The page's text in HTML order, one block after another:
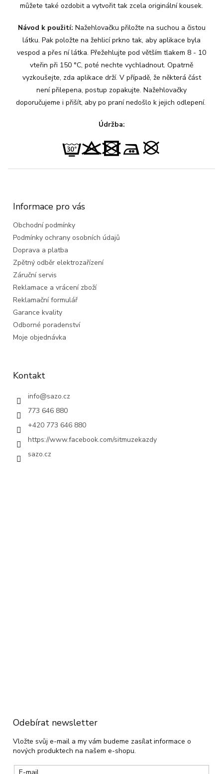
můžete také ozdobit a vytvořit tak zcela originální kousek.
Návod k použití: Nažehlovačku přiložte na suchou a čistou
látku. Pak položte na žehlicí prkno tak, aby aplikace byla
vespod a přes ní látka. Přežehlujte pod větším tlakem 8 - 10
vteřin při 150 °C, poté nechte vychladnout. Opatrně
vyzkoušejte, zda aplikace drží. V případě, že některá část
není přilepena, postup zopakujte. Nažehlovačky
doporučujeme i přišít, aby po praní nedošlo k jejich odlepení.
Údržba:
Informace pro vás
Obchodní podmínky
Podmínky ochrany osobních údajů
Doprava a platba
Zpětný odběr elektrozařízení
Záruční servis
Reklamace a vrácení zboží
Reklamační formulář
Garance kvality
Odborné poradenství
Moje objednávka
Kontakt
info@sazo.cz
773 646 880
+420 773 646 880
https://www.facebook.com/sitmuzekazdy
sazo.cz
Odebírat newsletter
Vložte svůj e-mail a my vám budeme zasílat informace o
nových produktech na našem e-shopu.